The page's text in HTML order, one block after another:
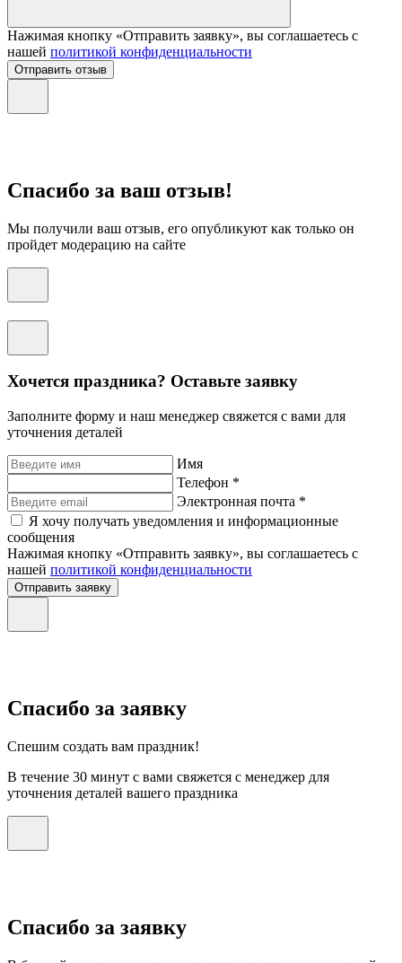
Нажимая кнопку «Отправить заявку», вы соглашаетесь с
нашей политикой конфиденциальности
Отправить отзыв
Спасибо за ваш отзыв!
Мы получили ваш отзыв, его опубликуют как только он
пройдет модерацию на сайте
Хочется праздника? Оставьте заявку
Заполните форму и наш менеджер свяжется с вами для
уточнения деталей
Имя
Телефон *
Электронная почта *
Я хочу получать уведомления и информационные
сообщения
Нажимая кнопку «Отправить заявку», вы соглашаетесь с
нашей политикой конфиденциальности
Отправить заявку
Спасибо за заявку
Спешим создать вам праздник!
В течение 30 минут с вами свяжется с менеджер для
уточнения деталей вашего праздника
Спасибо за заявку